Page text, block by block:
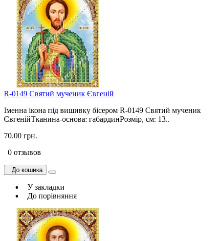
R-0149 Святий мученик Євгеній
Іменна ікона під вишивку бісером R-0149 Святий мученик
ЄвгенійТканина-основа: габардинРозмір, см: 13..
70.00 грн.
0 отзывов
До кошика
У закладки
До порівняння